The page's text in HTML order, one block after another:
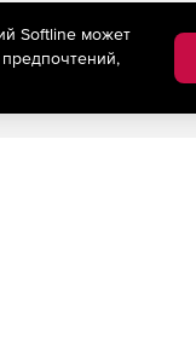
на территории
Softline может